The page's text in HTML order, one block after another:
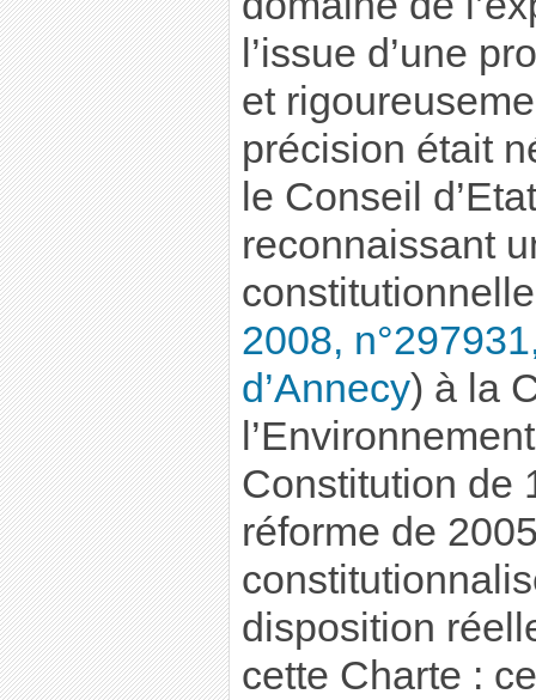
l’issue d’une
et
précision était
le Conseil
reconnaissant
2008,
d’Annecy) à la
Constitution de
réforme de
disposition
cette Charte :